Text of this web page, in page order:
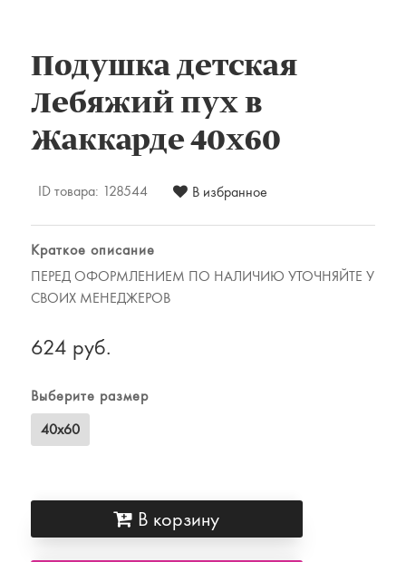
Наматрасники, матрасы и чехлы для
матрасов
Одежда
Для женщин
Предметы интерьера
Подарочные сертификаты
Подушка детская
Лебяжий пух в
Жаккарде 40х60
ID товара: 128544 В избранное
Краткое описание
ПЕРЕД ОФОРМЛЕНИЕМ ПО НАЛИЧИЮ УТОЧНЯЙТЕ У
СВОИХ МЕНЕДЖЕРОВ
624 руб.
Выберите размер
40х60
В корзину